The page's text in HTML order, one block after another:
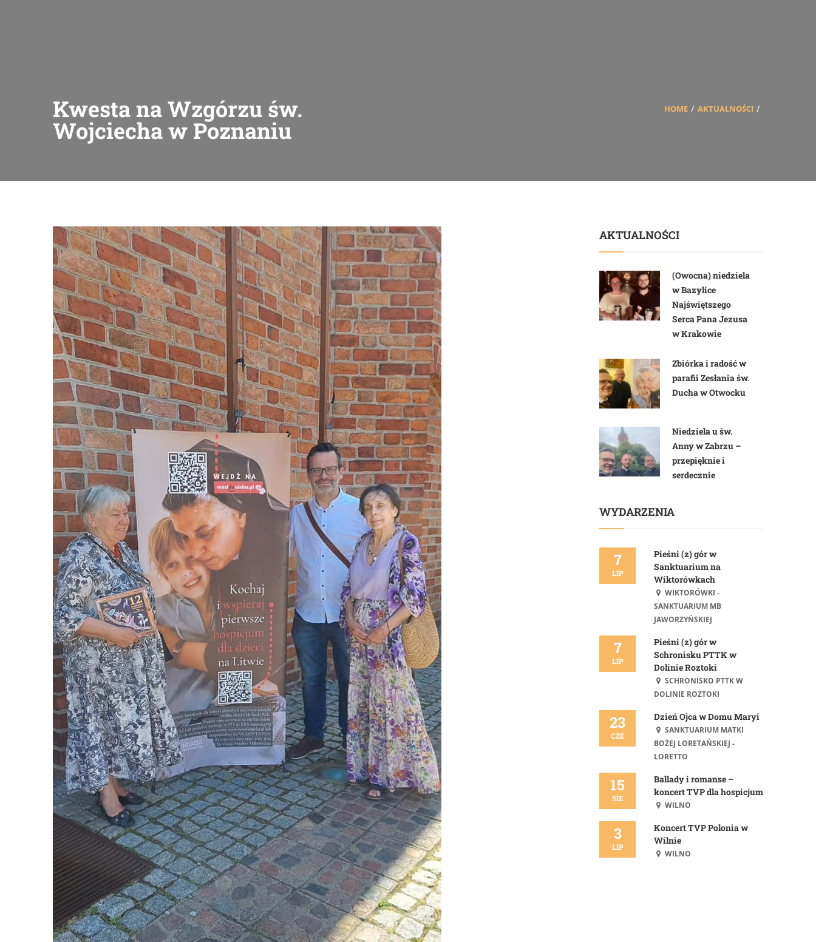
Kwesta na Wzgórzu św.
Wojciecha w Poznaniu
HOME AKTUALNOŚCI
AKTUALNOŚCI
(Owocna) niedziela
w Bazylice
Najświętszego
Serca Pana Jezusa
w Krakowie
Zbiórka i radość w
parafii Zesłania św.
Ducha w Otwocku
Niedziela u św.
Anny w Zabrzu –
przepięknie i
serdecznie
WYDARZENIA
7
LIP
Pieśni (z) gór w
Sanktuarium na
Wiktorówkach
WIKTORÓWKI -
SANKTUARIUM MB
JAWORZYŃSKIEJ
7
LIP
Pieśni (z) gór w
Schronisku PTTK w
Dolinie Roztoki
SCHRONISKO PTTK W
DOLINIE ROZTOKI
23
CZE
Dzień Ojca w Domu Maryi
SANKTUARIUM MATKI
BOŻEJ LORETAŃSKIEJ -
LORETTO
15
SIE
Ballady i romanse –
koncert TVP dla hospicjum
WILNO
3
LIP
Koncert TVP Polonia w
Wilnie
WILNO